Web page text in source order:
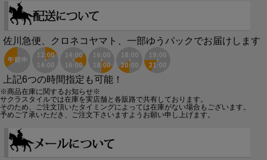
佐川急便、クロネコヤマト、一部ゆうパックでお届けします
上記6つの時間指定も可能！
※商品在庫に関するお知らせ※
サクラスタイルでは在庫を実店舗と各販路で共有しております。
そのため、ご注文頂いたタイミングによっては在庫がない場合もございます。
予めご了承いただき、ご注文下さいますようお願い申し上げます。